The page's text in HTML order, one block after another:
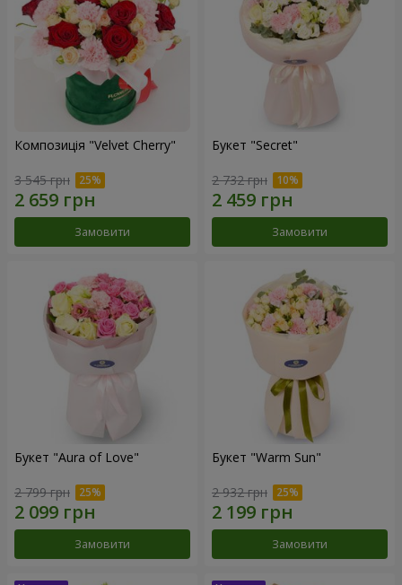
Композиція "Velvet Cherry"
3 545 грн
Замовити
Букет "Secret"
2 732 грн
Замовити
Букет "Aura of Love"
2 799 грн
Замовити
Букет "Warm Sun"
2 932 грн
Замовити